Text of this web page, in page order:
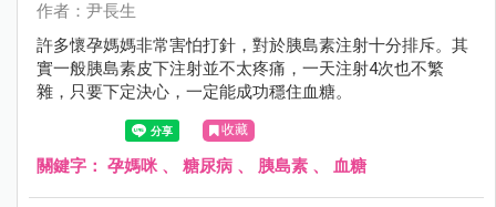
作者：尹長生
許多懷孕媽媽非常害怕打針，對於胰島素注射十分排斥。其
實一般胰島素皮下注射並不太疼痛，一天注射4次也不繁
雜，只要下定決心，一定能成功穩住血糖。
收藏
關鍵字： 孕媽咪、 糖尿病 、 胰島素 、 血糖